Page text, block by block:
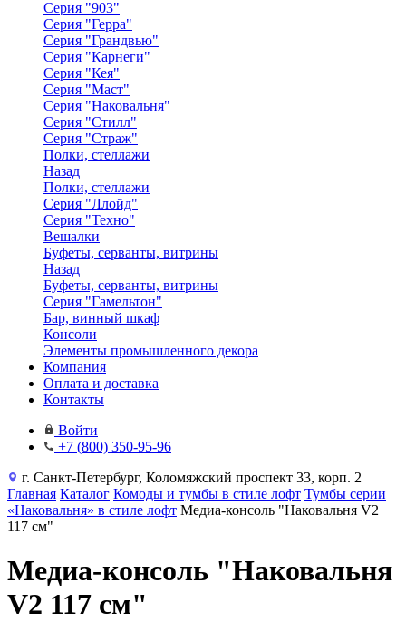
Серия "903"
Серия "Герра"
Серия "Грандвью"
Серия "Карнеги"
Серия "Кея"
Серия "Маст"
Серия "Наковальня"
Серия "Стилл"
Серия "Страж"
Полки, стеллажи
Назад
Полки, стеллажи
Серия "Ллойд"
Серия "Техно"
Вешалки
Буфеты, серванты, витрины
Назад
Буфеты, серванты, витрины
Серия "Гамельтон"
Бар, винный шкаф
Консоли
Элементы промышленного декора
Компания
Оплата и доставка
Контакты
Войти
+7 (800) 350-95-96
г. Санкт-Петербург, Коломяжский проспект 33, корп. 2
Главная Каталог Комоды и тумбы в стиле лофт Тумбы серии
«Наковальня» в стиле лофт Медиа-консоль "Наковальня V2
117 см"
Медиа-консоль "Наковальня
V2 117 см"